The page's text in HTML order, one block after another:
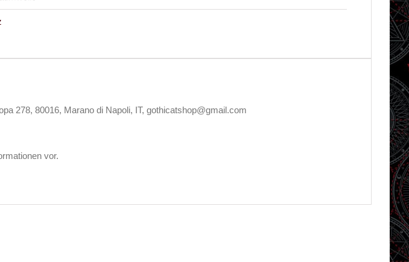
278, 80016, Marano di Napoli, IT, gothicatshop@gmail.com
vor.